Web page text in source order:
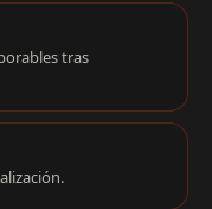
tras